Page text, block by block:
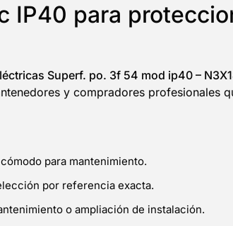
IP40 para
Superf. po. 3f 54 mod ip40 –
y compradores
para mantenimiento.
por referencia exacta.
o ampliación de instalación.